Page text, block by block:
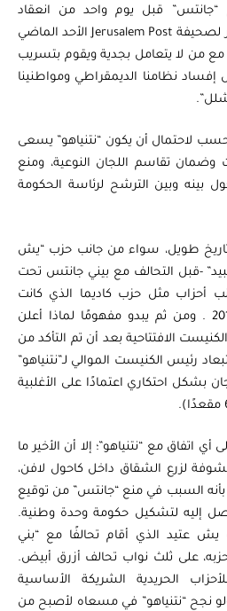
“جانتس” قبل يوم واحد من انعقاد
الكنيست، أو حسبما ذكر تقرير لصحيفة Jerusalem Post الأحد الماضي
من لا يتعامل بجدية ويقوم بتسريب
إفساد نظامنا الديمقراطي ومواطنينا
لاحتمال أن يكون “نتنياهو” يسعى
تقاسم اللجان النوعية، ومنع
بينه وبين الترشح لرئاسة الحكومة
تاريخ طويل، سواء من جانب حزب “يش
-قبل التحالف مع بيني جانتس تحت
أحزاب مثل حزب كاديما الذي كانت
ترأسه “تسيبي ليفني” عام2013 . ومن ثم يبدو مفهومًا لماذا أعلن
الافتتاحية بعد أن تم التأكد من
رئيس الكنيست الموالي لـ”نتنياهو”
بشكل احتكاري اعتمادًا على الأغلبية
اتفاق مع “نتنياهو”؛ إلا أن الأخير ما
لزرع الشقاق داخل كاحول لافن،
بأنه السبب في منع “جانتس” من توقيع
إليه لتشكيل حكومة وحدة وطنية.
عتيد الذي أقام تحالفًا مع “بني
على ثلث نواب تحالف أزرق أبيض.
الحريدية الشريكة الأساسية
نجح “نتنياهو” في مسعاه لأصبح من